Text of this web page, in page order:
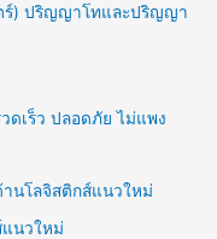
ร์) ปริญญาโทและปริญญา
ดเร็ว ปลอดภัย ไม่แพง
นโลจิสติกส์แนวใหม่
แนวใหม่